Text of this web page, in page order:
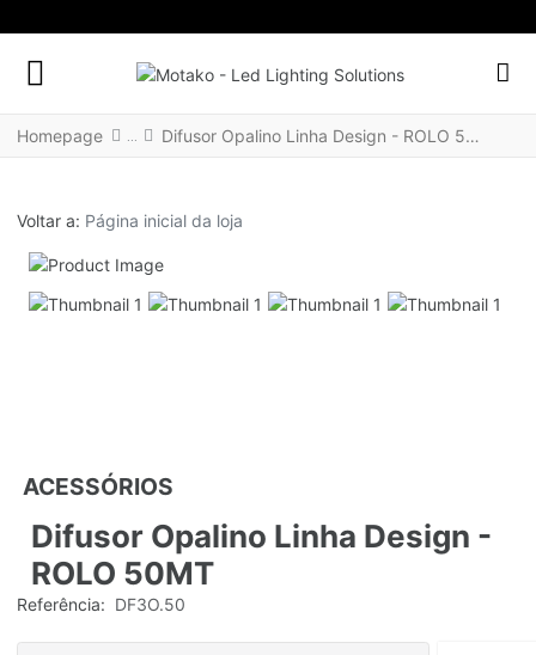
Homepage Difusor Opalino Linha Design - ROLO 50MT
Voltar a: Página inicial da loja
ACESSÓRIOS
Difusor Opalino Linha Design -
ROLO 50MT
Referência: DF3O.50